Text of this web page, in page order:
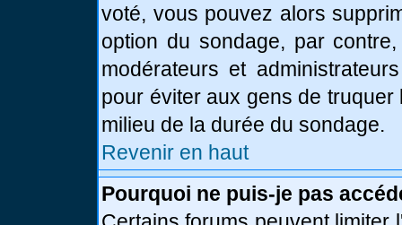
voté, vous pouvez alors
option du sondage, par
modérateurs et
pour éviter aux gens de
milieu de la durée du sondage.
Revenir en haut
Pourquoi ne puis-je pas